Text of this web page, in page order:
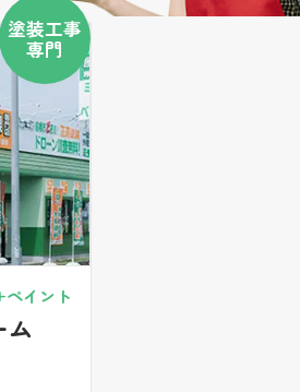
イント
ム
塗装工事
専門